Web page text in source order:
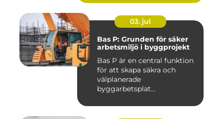
03. jul
Bas P: Grunden för säker
arbetsmiljö i byggprojekt
Bas P är en central funktion
för att skapa säkra och
välplanerade
byggarbetsplat...